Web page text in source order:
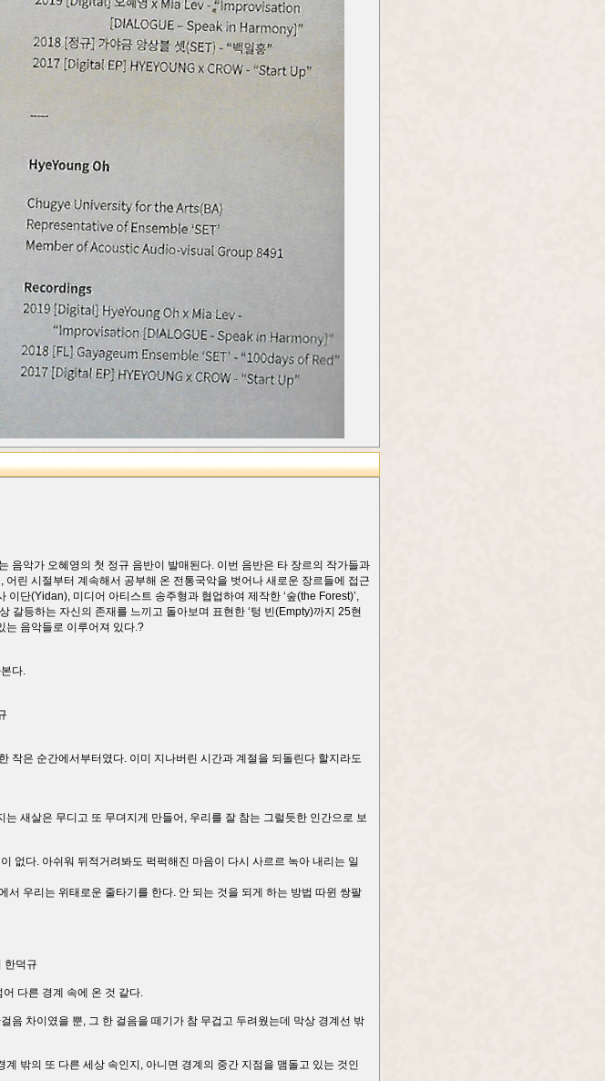
음악가 오혜영의 첫 정규 음반이 발매된다. 이번 음반은 타 장르의 작가들과
린 시절부터 계속해서 공부해 온 전통국악을 벗어나 새로운 장르들에 접근
단(Yidan), 미디어 아티스트 송주형과 협업하여 제작한 ‘숲(the Forest)’,
갈등하는 자신의 존재를 느끼고 돌아보며 표현한 ‘텅 빈(Empty)까지 25현
는 음악들로 이루어져 있다.?
다.
작은 순간에서부터였다. 이미 지나버린 시간과 계절을 되돌린다 할지라도
새살은 무디고 또 무뎌지게 만들어, 우리를 잘 참는 그럴듯한 인간으로 보
없다. 아쉬워 뒤적거려봐도 퍽퍽해진 마음이 다시 사르르 녹아 내리는 일
우리는 위태로운 줄타기를 한다. 안 되는 것을 되게 하는 방법 따윈 쌍팔
한덕규
다른 경계 속에 온 것 같다.
음 차이였을 뿐, 그 한 걸음을 떼기가 참 무겁고 두려웠는데 막상 경계선 밖
밖의 또 다른 세상 속인지, 아니면 경계의 중간 지점을 맴돌고 있는 것인